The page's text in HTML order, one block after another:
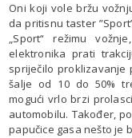
Oni koji vole bržu
da pritisnu taster
„Sport“ režimu
elektronika prati
spriječilo
šalje od 10 do 50%
mogući vrlo brzi
automobilu. Također,
papučice gasa nešto je